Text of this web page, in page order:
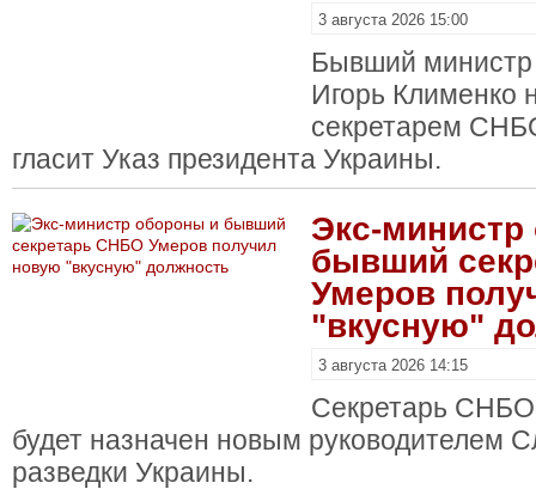
3 августа 2026 15:00
Бывший министр
Игорь Клименко
секретарем
гласит Указ президента Украины.
Экс-
бывший
Умеров
"вкусную"
3 августа 2026 14:15
Секретарь
будет назначен новым руководителем
разведки Украины.